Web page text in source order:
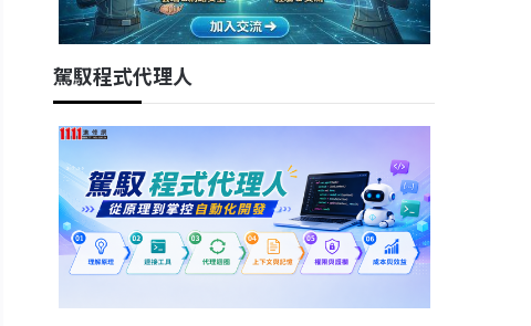
駕馭程式代理人